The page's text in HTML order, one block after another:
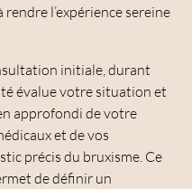
l’expérience sereine
initiale, durant
évalue votre situation et
approfondi de votre
et de vos
précis du bruxisme. Ce
de définir un